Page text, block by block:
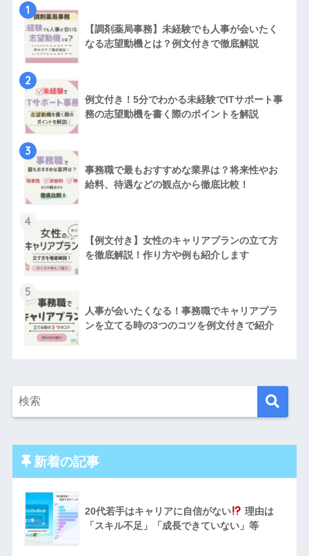
1
【調剤薬局事務】未経験でも人事が会いたく
なる志望動機とは？例文付きで徹底解説
2
例文付き！5分でわかる未経験でITサポート事
務の志望動機を書く際のポイントを解説
3
事務職で最もおすすめな業界は？将来性やお
給料、待遇などの観点から徹底比較！
4
【例文付き】女性のキャリアプランの立て方
を徹底解説！作り方や例も紹介します
5
人事が会いたくなる！事務職でキャリアプラ
ンを立てる時の3つのコツを例文付きで紹介
新着の記事
20代若手はキャリアに自信がない
理由は
「スキル不足」「成長できていない」等